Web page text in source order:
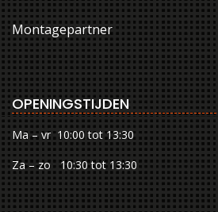
Montagepartner
OPENINGSTIJDEN
Ma – vr 10:00 tot 13:30
Za – zo 10:30 tot 13:30